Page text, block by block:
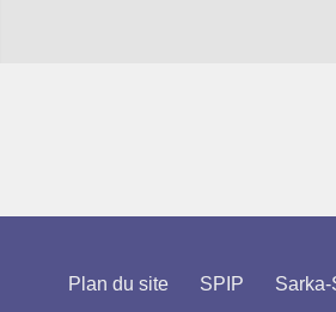
Plan du site SPIP Sarka-